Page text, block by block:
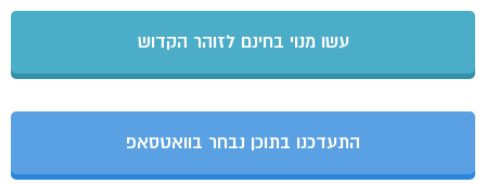
עשו מנוי בחינם לזוהר הקדוש
התעדכנו בתוכן נבחר בוואטסאפ